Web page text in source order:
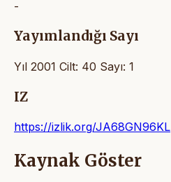
-
Yayımlandığı Sayı
Yıl 2001 Cilt: 40 Sayı: 1
IZ
https://izlik.org/JA68GN96KL
Kaynak Göster